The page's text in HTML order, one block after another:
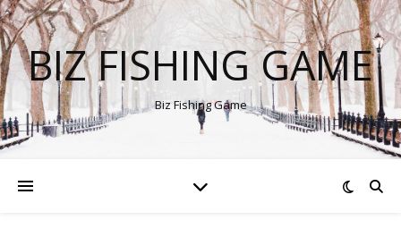
BIZ FISHING GAME
Biz Fishing Game